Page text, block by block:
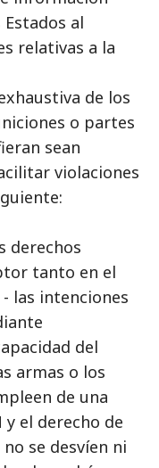
al
relativas a la
de los
o partes
sean
violaciones
derechos
tanto en el
las intenciones
del
armas o los
de una
el derecho de
se desvíen ni